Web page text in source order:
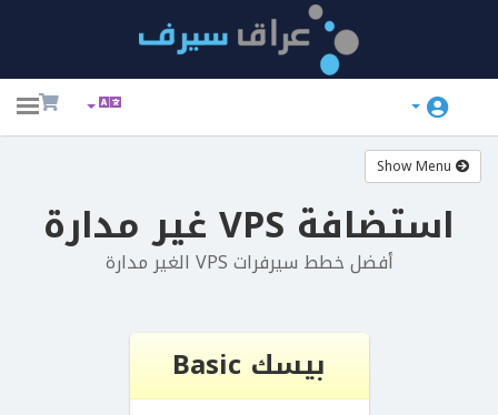
استضافة VPS غير مدارة
أفضل خطط سيرفرات VPS الغير مدارة
بيسك Basic